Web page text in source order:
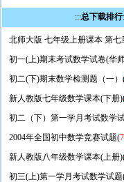
:::总下载排行
北师大版 七年级上册课本 第七
初一(上)期末考试数学试卷(华
初二(下)期末数学检测题（一）
新人教版七年级数学课本(下册
初二（下）第一学月考试数学
2004年全国初中数学竞赛试题(
新人教版八年级数学课本(上册
初三(上)第一学月考试数学试题